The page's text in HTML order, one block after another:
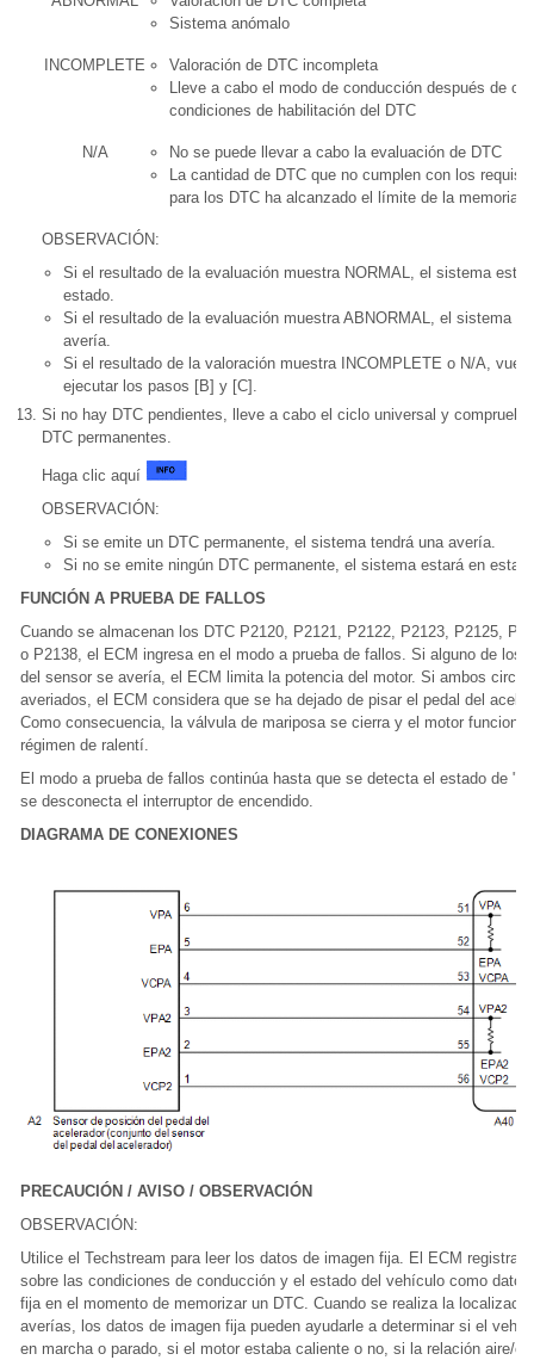
Sistema anómalo
INCOMPLETE
Valoración de DTC incompleta
Lleve a cabo el modo de conducción después de
condiciones de habilitación del DTC
N/A
No se puede llevar a cabo la evaluación de DTC
La cantidad de DTC que no cumplen con los
para los DTC ha alcanzado el límite de la memoria
OBSERVACIÓN:
Si el resultado de la evaluación muestra NORMAL, el sistema está
estado.
Si el resultado de la evaluación muestra ABNORMAL, el sistema
avería.
Si el resultado de la valoración muestra INCOMPLETE o N/A,
ejecutar los pasos [B] y [C].
Si no hay DTC pendientes, lleve a cabo el ciclo universal y
DTC permanentes.
Haga clic aquí
OBSERVACIÓN:
Si se emite un DTC permanente, el sistema tendrá una avería.
Si no se emite ningún DTC permanente, el sistema estará en
FUNCIÓN A PRUEBA DE FALLOS
Cuando se almacenan los DTC P2120, P2121, P2122, P2123, P2125,
o P2138, el ECM ingresa en el modo a prueba de fallos. Si alguno de los
del sensor se avería, el ECM limita la potencia del motor. Si ambos
averiados, el ECM considera que se ha dejado de pisar el pedal del
Como consecuencia, la válvula de mariposa se cierra y el motor funciona
régimen de ralentí.
El modo a prueba de fallos continúa hasta que se detecta el estado de
se desconecta el interruptor de encendido.
DIAGRAMA DE CONEXIONES
PRECAUCIÓN / AVISO / OBSERVACIÓN
OBSERVACIÓN:
Utilice el Techstream para leer los datos de imagen fija. El ECM registra
sobre las condiciones de conducción y el estado del vehículo como datos
fija en el momento de memorizar un DTC. Cuando se realiza la
averías, los datos de imagen fija pueden ayudarle a determinar si el
en marcha o parado, si el motor estaba caliente o no, si la relación aire/